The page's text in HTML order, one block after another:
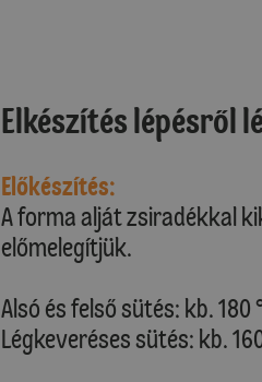
Elkészítés lépésről
Előkészítés:
A forma alját zsiradékkal
előmelegítjük.
Alsó és felső sütés: kb. 180
Légkeveréses sütés: kb.